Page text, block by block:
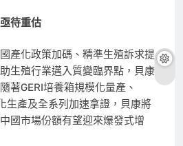
待重估
產化政策加碼、精準生殖訴求提
生殖行業邁入質變臨界點，貝康
著GERI培養箱規模化量產、
生產及全系列加速拿證，貝康將
國市場份額有望迎來爆發式增